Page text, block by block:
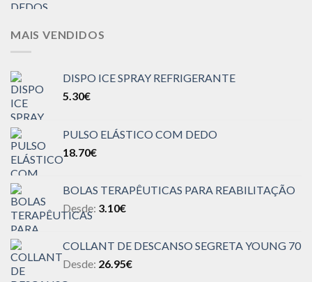
MAIS VENDIDOS
DISPO ICE SPRAY REFRIGERANTE
5.30€
PULSO ELÁSTICO COM DEDO
18.70€
BOLAS TERAPÊUTICAS PARA REABILITAÇÃO
Desde: 3.10€
COLLANT DE DESCANSO SEGRETA YOUNG 70
Desde: 26.95€